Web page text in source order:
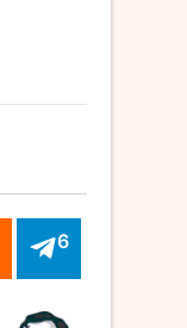
6